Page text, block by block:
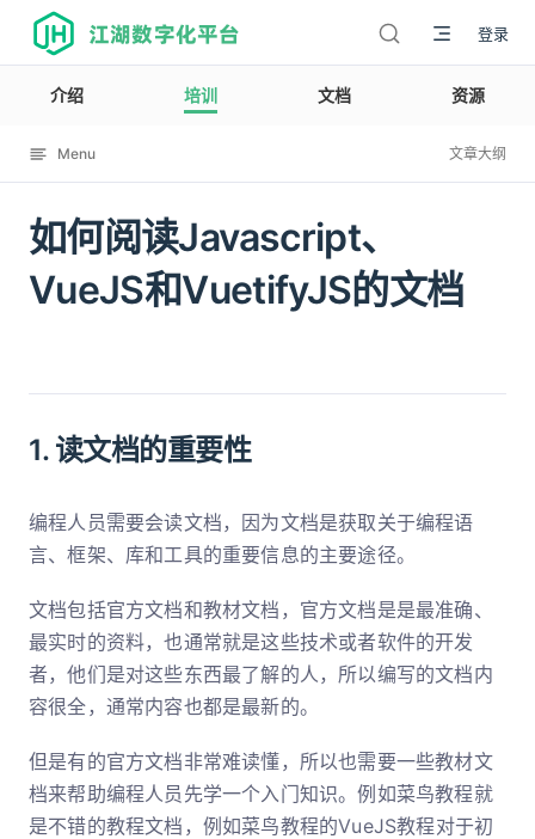
江湖数字化平台 登录
介绍 培训 文档 资源
Menu 文章大纲
如何阅读Javascript、
VueJS和VuetifyJS的文档
12002
1. 读文档的重要性
编程人员需要会读文档，因为文档是获取关于编程语
言、框架、库和工具的重要信息的主要途径。
文档包括官方文档和教材文档，官方文档是是最准确、
最实时的资料，也通常就是这些技术或者软件的开发
者，他们是对这些东西最了解的人，所以编写的文档内
容很全，通常内容也都是最新的。
但是有的官方文档非常难读懂，所以也需要一些教材文
档来帮助编程人员先学一个入门知识。例如菜鸟教程就
是不错的教程文档，例如菜鸟教程的VueJS教程对于初